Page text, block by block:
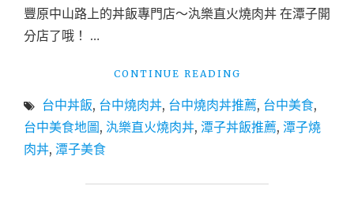
豐原中山路上的丼飯專門店～汍樂直火燒肉丼 在潭子開
分店了哦！ …
CONTINUE READING
美
食
台中丼飯, 台中燒肉丼, 台中燒肉丼推薦, 台中美食,
台中美食地圖, 汍樂直火燒肉丼, 潭子丼飯推薦, 潭子燒
肉丼, 潭子美食